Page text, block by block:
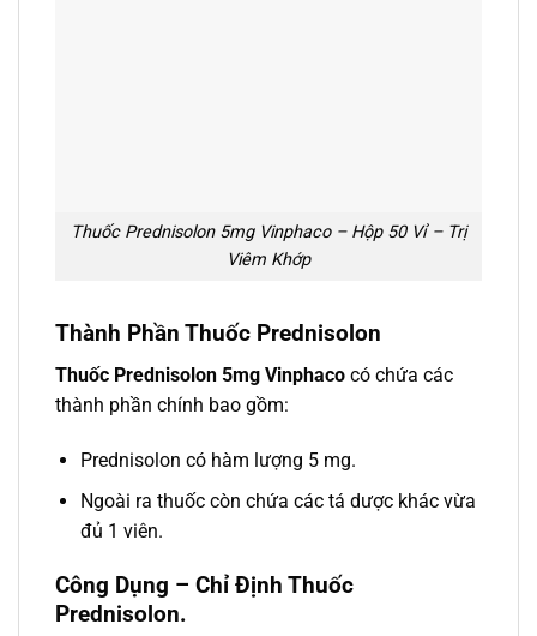
Thuốc Prednisolon 5mg Vinphaco – Hộp 50 Vỉ – Trị
Viêm Khớp
Thành Phần Thuốc Prednisolon
Thuốc Prednisolon 5mg Vinphaco có chứa các
thành phần chính bao gồm:
Prednisolon có hàm lượng 5 mg.
Ngoài ra thuốc còn chứa các tá dược khác vừa
đủ 1 viên.
Công Dụng – Chỉ Định Thuốc
Prednisolon.